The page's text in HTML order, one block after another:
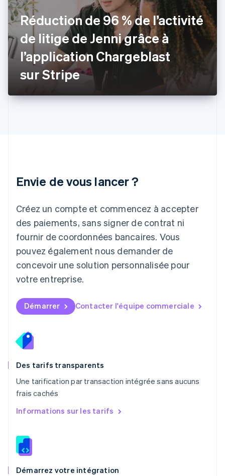
Réduction de 96 % de l’activité
de litige de Jenni grâce à
l’application Chargeblast
sur Stripe
Envie de vous lancer ?
Créez un compte et commencez à accepter
des paiements, sans signer de contrat ni
fournir de coordonnées bancaires. Vous
pouvez également nous demander de
concevoir une solution personnalisée pour
votre entreprise.
Démarrer Contacter l'équipe commerciale
Des tarifs transparents
Une tarification par transaction intégrée sans aucuns
frais cachés
Informations sur les tarifs
Démarrez votre intégration
Gibraltar
English
Grèce
English
Hongrie
English
Inde
English
English
Deutsch English
Luxembourg
FrançaisDeutsch English
Malaisie
English 简体中文
Malte
English
EspañolEnglish
English
Nouvelle-Zélande
Pays-Bas
Nederlands
English
PortuguêsEnglish
R.A.S. de Hong Kong, Chine
English
Roumanie
Royaume-Uni
English